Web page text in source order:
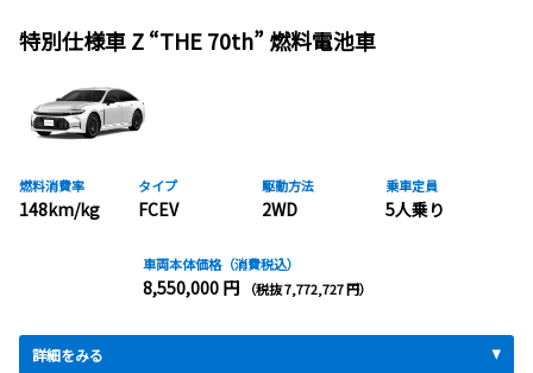
特別仕様車 Z “THE 70th” 燃料電池車
燃料消費率
148km/kg
タイプ
FCEV
駆動方法
2WD
乗車定員
5人乗り
車両本体価格（消費税込）
8,550,000 円 （税抜 7,772,727 円）
詳細をみる